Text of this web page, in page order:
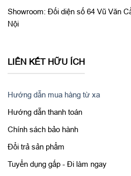
Showroom: Đối diện số 64 Vũ Văn
Nội
LIÊN KẾT HỮU ÍCH
Hướng dẫn mua hàng từ xa
Hướng dẫn thanh toán
Chính sách bảo hành
Đổi trả sản phẩm
Tuyển dụng gấp - Đi làm ngay